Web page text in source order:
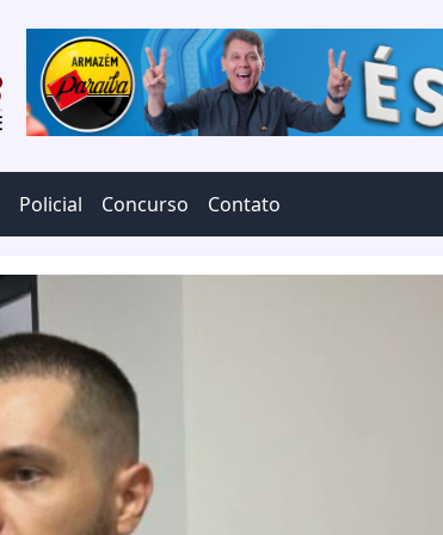
Policial Concurso Contato